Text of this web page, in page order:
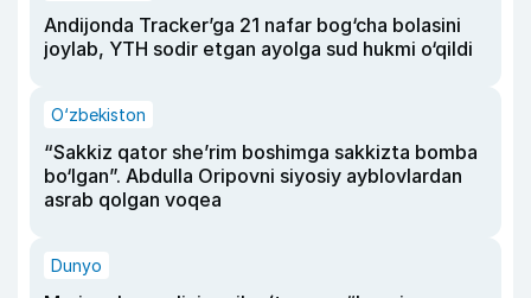
Andijonda Tracker’ga 21 nafar bog‘cha bolasini
joylab, YTH sodir etgan ayolga sud hukmi o‘qildi
O‘zbekiston
“Sakkiz qator she’rim boshimga sakkizta bomba
bo‘lgan”. Abdulla Oripovni siyosiy ayblovlardan
asrab qolgan voqea
Dunyo